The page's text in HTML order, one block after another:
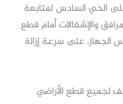
الحي السادس لمتابعة
والإشغالات أمام قطع
الجهاز، على سرعة إزالة
لجميع قطع الأراضي